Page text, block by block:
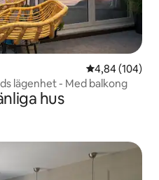
4,84 av 5 i
4,84 (104)
lägenhet - Med balkong
hus